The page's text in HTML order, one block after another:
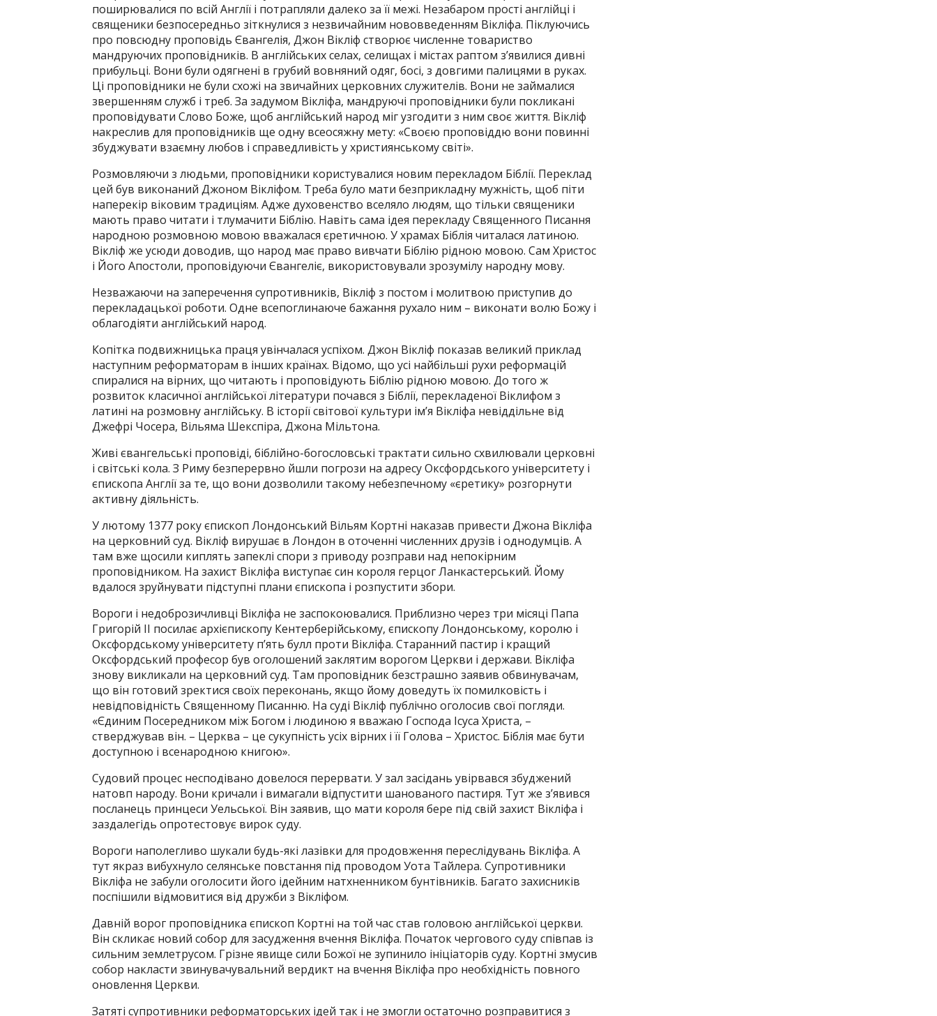
поширювалися по всій Англії і потрапляли далеко за її межі. Незабаром прості англійці і
священики безпосередньо зіткнулися з незвичайним нововведенням Вікліфа. Піклуючись
про повсюдну проповідь Євангелія, Джон Вікліф створює численне товариство
мандруючих проповідників. В англійських селах, селищах і містах раптом з’явилися дивні
прибульці. Вони були одягнені в грубий вовняний одяг, босі, з довгими палицями в руках.
Ці проповідники не були схожі на звичайних церковних служителів. Вони не займалися
звершенням служб і треб. За задумом Вікліфа, мандруючі проповідники були покликані
проповідувати Слово Боже, щоб англійський народ міг узгодити з ним своє життя. Вікліф
накреслив для проповідників ще одну всеосяжну мету: «Своєю проповіддю вони повинні
збуджувати взаємну любов і справедливість у християнському світі».
Розмовляючи з людьми, проповідники користувалися новим перекладом Біблії. Переклад
цей був виконаний Джоном Вікліфом. Треба було мати безприкладну мужність, щоб піти
наперекір віковим традиціям. Адже духовенство вселяло людям, що тільки священики
мають право читати і тлумачити Біблію. Навіть сама ідея перекладу Священного Писання
народною розмовною мовою вважалася єретичною. У храмах Біблія читалася латиною.
Вікліф же усюди доводив, що народ має право вивчати Біблію рідною мовою. Сам Христос
і Його Апостоли, проповідуючи Євангеліє, використовували зрозумілу народну мову.
Незважаючи на заперечення супротивників, Вікліф з постом і молитвою приступив до
перекладацької роботи. Одне всепоглинаюче бажання рухало ним – виконати волю Божу і
облагодіяти англійський народ.
Копітка подвижницька праця увінчалася успіхом. Джон Вікліф показав великий приклад
наступним реформаторам в інших країнах. Відомо, що усі найбільші рухи реформацій
спиралися на вірних, що читають і проповідують Біблію рідною мовою. До того ж
розвиток класичної англійської літератури почався з Біблії, перекладеної Віклифом з
латині на розмовну англійську. В історії світової культури ім’я Вікліфа невіддільне від
Джефрі Чосера, Вільяма Шекспіра, Джона Мільтона.
Живі євангельські проповіді, біблійно-богословські трактати сильно схвилювали церковні
і світські кола. З Риму безперервно йшли погрози на адресу Оксфордського університету і
єпископа Англії за те, що вони дозволили такому небезпечному «єретику» розгорнути
активну діяльність.
У лютому 1377 року єпископ Лондонський Вільям Кортні наказав привести Джона Вікліфа
на церковний суд. Вікліф вирушає в Лондон в оточенні численних друзів і однодумців. А
там вже щосили киплять запеклі спори з приводу розправи над непокірним
проповідником. На захист Вікліфа виступає син короля герцог Ланкастерський. Йому
вдалося зруйнувати підступні плани єпископа і розпустити збори.
Вороги і недоброзичливці Вікліфа не заспокоювалися. Приблизно через три місяці Папа
Григорій II посилає архієпископу Кентерберійському, єпископу Лондонському, королю і
Оксфордському університету п’ять булл проти Вікліфа. Старанний пастир і кращий
Оксфордський професор був оголошений заклятим ворогом Церкви і держави. Вікліфа
знову викликали на церковний суд. Там проповідник безстрашно заявив обвинувачам,
що він готовий зректися своїх переконань, якщо йому доведуть їх помилковість і
невідповідність Священному Писанню. На суді Вікліф публічно оголосив свої погляди.
«Єдиним Посередником між Богом і людиною я вважаю Господа Ісуса Христа, –
стверджував він. – Церква – це сукупність усіх вірних і її Голова – Христос. Біблія має бути
доступною і всенародною книгою».
Судовий процес несподівано довелося перервати. У зал засідань увірвався збуджений
натовп народу. Вони кричали і вимагали відпустити шанованого пастиря. Тут же з’явився
посланець принцеси Уельської. Він заявив, що мати короля бере під свій захист Вікліфа і
заздалегідь опротестовує вирок суду.
Вороги наполегливо шукали будь-які лазівки для продовження переслідувань Вікліфа. А
тут якраз вибухнуло селянське повстання під проводом Уота Тайлера. Супротивники
Вікліфа не забули оголосити його ідейним натхненником бунтівників. Багато захисників
поспішили відмовитися від дружби з Вікліфом.
Давній ворог проповідника єпископ Кортні на той час став головою англійської церкви.
Він скликає новий собор для засудження вчення Вікліфа. Початок чергового суду співпав із
сильним землетрусом. Грізне явище сили Божої не зупинило ініціаторів суду. Кортні змусив
собор накласти звинувачувальний вердикт на вчення Вікліфа про необхідність повного
оновлення Церкви.
Затяті супротивники реформаторських ідей так і не змогли остаточно розправитися з